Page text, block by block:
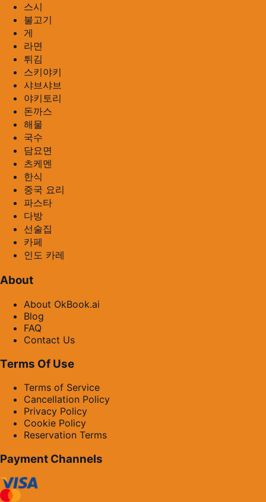
스시
불고기
게
라면
튀김
스키야키
샤브샤브
야키토리
돈까스
해물
국수
담요면
츠케멘
한식
중국 요리
파스타
다방
선술집
카페
인도 카레
About
About OkBook.ai
Blog
FAQ
Contact Us
Terms Of Use
Terms of Service
Cancellation Policy
Privacy Policy
Cookie Policy
Reservation Terms
Payment Channels